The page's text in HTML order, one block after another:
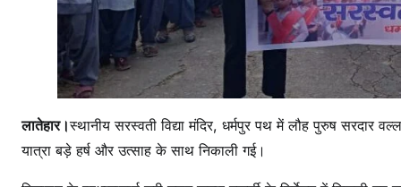
ए
ता
लातेहार।स्थानीय सरस्वती विद्या मंदिर, धर्मपुर पथ में लौह पुरुष सरदार
यात्रा बड़े हर्ष और उत्साह के साथ निकाली गई।